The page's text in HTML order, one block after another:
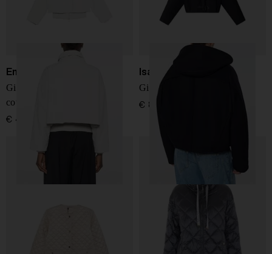
Emporio Armani
Giacca blouson in misto
cotone
€ 440,00
Isabel Marant
Giacca in lana Trixie
€ 890,00